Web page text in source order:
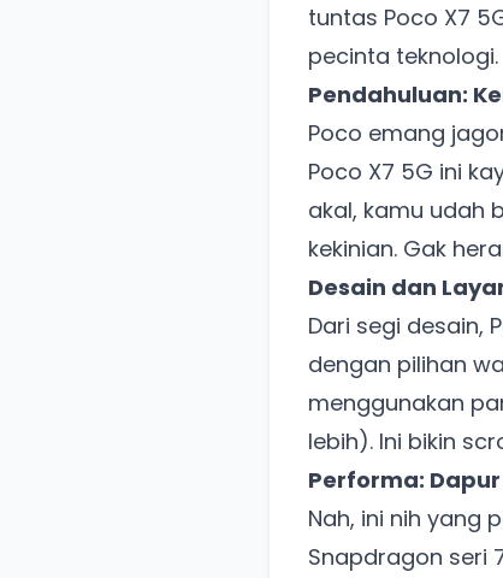
tuntas Poco X7
pecinta teknologi.
Pendahuluan:
Poco emang
Poco X7 5G ini
akal, kamu udah
kekinian. Gak
Desain dan
Dari segi desain,
dengan pilihan
menggunakan
lebih). Ini bikin
Performa:
Nah, ini nih yang
Snapdragon seri